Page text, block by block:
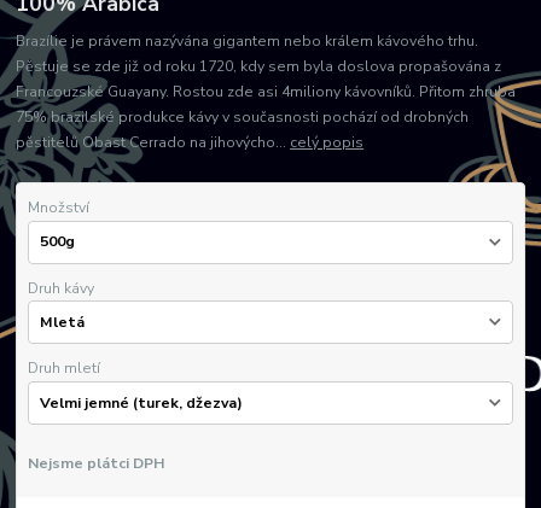
Brazílie je právem nazývána gigantem nebo králem kávového trhu.
Pěstuje se zde již od roku 1720, kdy sem byla doslova propašována z
Francouzské Guayany. Rostou zde asi 4miliony kávovníků. Přitom zhruba
75% brazilské produkce kávy v současnosti pochází od drobných
pěstitelů Obast Cerrado na jihovýcho... celý popis
Množství
Druh kávy
Druh mletí
Nejsme plátci DPH